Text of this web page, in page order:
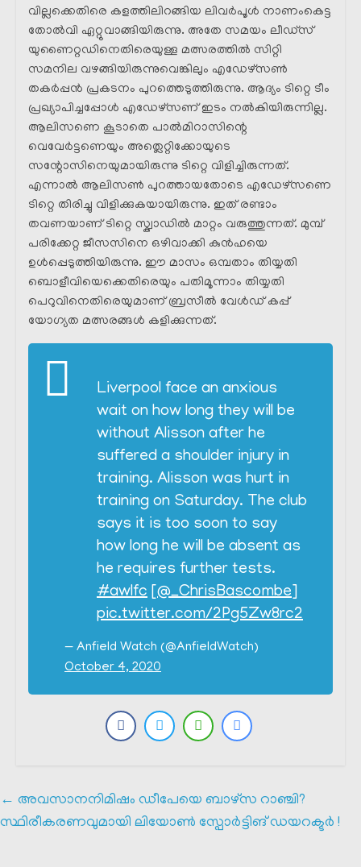
വില്ലക്കെതിരെ കളത്തിലിറങ്ങിയ ലിവർപൂൾ നാണംകെട്ട
തോൽവി ഏറ്റുവാങ്ങിയിരുന്നു. അതേ സമയം ലീഡ്‌സ്
യുണൈറ്റഡിനെതിരെയുള്ള മത്സരത്തിൽ സിറ്റി
സമനില വഴങ്ങിയിരുന്നുവെങ്കിലും എഡേഴ്‌സൺ
തകർപ്പൻ പ്രകടനം പുറത്തെടുത്തിരുന്നു. ആദ്യം ടിറ്റെ ടീം
പ്രഖ്യാപിച്ചപ്പോൾ എഡേഴ്സണ് ഇടം നൽകിയിരുന്നില്ല.
ആലിസണെ കൂടാതെ പാൽമിറാസിന്റെ
വെവേർട്ടണെയും അത്ലെറ്റിക്കോയുടെ
സന്റോസിനെയുമായിരുന്നു ടിറ്റെ വിളിച്ചിരുന്നത്.
എന്നാൽ ആലിസൺ പുറത്തായതോടെ എഡേഴ്സണെ
ടിറ്റെ തിരിച്ചു വിളിക്കുകയായിരുന്നു. ഇത് രണ്ടാം
തവണയാണ് ടിറ്റെ സ്ക്വാഡിൽ മാറ്റം വരുത്തുന്നത്. മുമ്പ്
പരിക്കേറ്റ ജീസസിനെ ഒഴിവാക്കി കുൻഹയെ
ഉൾപ്പെടുത്തിയിരുന്നു. ഈ മാസം ഒമ്പതാം തിയ്യതി
ബൊളീവിയെക്കെതിരെയും പതിമൂന്നാം തിയ്യതി
പെറുവിനെതിരെയുമാണ് ബ്രസീൽ വേൾഡ് കപ്പ്
യോഗ്യത മത്സരങ്ങൾ കളിക്കുന്നത്.
Liverpool face an anxious
wait on how long they will be
without Alisson after he
suffered a shoulder injury in
training. Alisson was hurt in
training on Saturday. The club
says it is too soon to say
how long he will be absent as
he requires further tests.
#awlfc @_ChrisBascombe
pic.twitter.com/2Pg5Zw8rc2
— Anfield Watch (@AnfieldWatch)
October 4, 2020
← അവസാനനിമിഷം ഡീപേയെ ബാഴ്‌സ റാഞ്ചി?
സ്ഥിരീകരണവുമായി ലിയോൺ സ്പോർട്ടിങ് ഡയറക്ടർ !